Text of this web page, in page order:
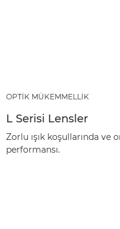
OPTİK MÜKEMMELLİK
L Serisi Lensler
Zorlu ışık koşullarında ve
performansı.